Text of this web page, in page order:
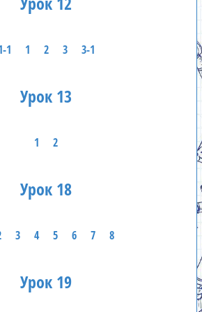
1 1 2 3 3-1
Урок 13
1 2
Урок 18
3 4 5 6 7 8
Урок 19